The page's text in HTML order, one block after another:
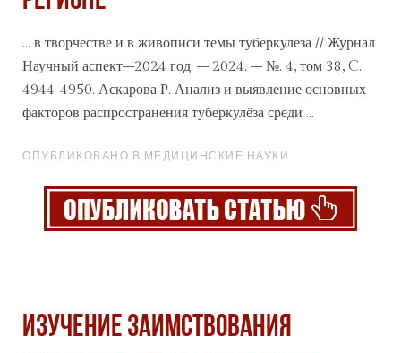
... в творчестве и в живописи темы туберкулеза // Журнал
Научный аспект–2024 год. – 2024. – №. 4, том 38, C.
4944-4950. Аскарова Р. Анализ и выявление основных
факторов распространения туберкулёза среди ...
ОПУБЛИКОВАНО В МЕДИЦИНСКИЕ НАУКИ
ИЗУЧЕНИЕ ЗАИМСТВОВАНИЯ